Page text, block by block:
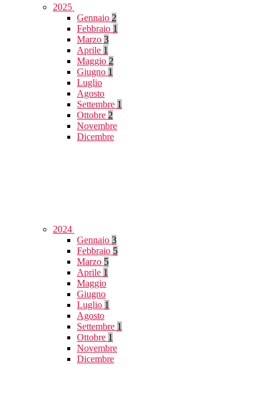
2025
Gennaio 2
Febbraio 1
Marzo 3
Aprile 1
Maggio 2
Giugno 1
Luglio
Agosto
Settembre 1
Ottobre 2
Novembre
Dicembre
2024
Gennaio 3
Febbraio 5
Marzo 5
Aprile 1
Maggio
Giugno
Luglio 1
Agosto
Settembre 1
Ottobre 1
Novembre
Dicembre